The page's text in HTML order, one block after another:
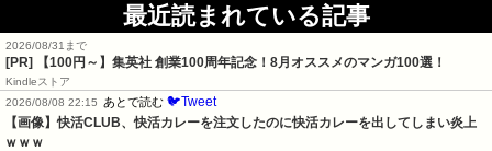
最近読まれている記事
2026/08/31まで
[PR] 【100円～】集英社 創業100周年記念！8月オススメのマンガ100選！
Kindleストア
2026/08/08 22:15
あとで読む 🐦Tweet
【画像】快活CLUB、快活カレーを注文したのに快活カレーを出してしまい炎上
ｗｗｗ